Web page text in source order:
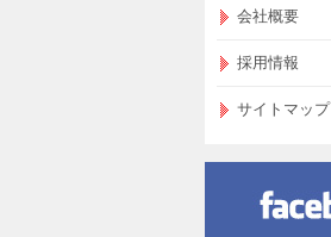
会社概要
採用情報
サイトマップ